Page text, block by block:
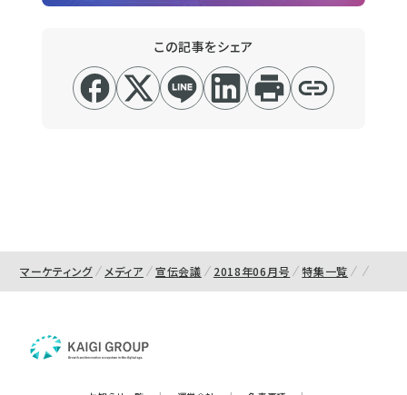
この記事をシェア
マーケティング メディア 宣伝会議 2018年06月号 特集一覧